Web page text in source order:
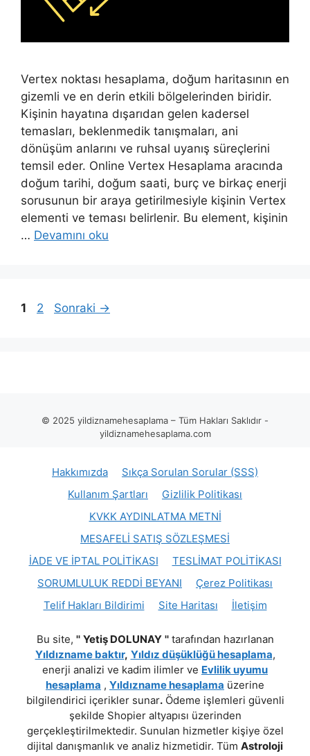
Vertex noktası hesaplama, doğum haritasının en
gizemli ve en derin etkili bölgelerinden biridir.
Kişinin hayatına dışarıdan gelen kadersel
temasları, beklenmedik tanışmaları, ani
dönüşüm anlarını ve ruhsal uyanış süreçlerini
temsil eder. Online Vertex Hesaplama aracında
doğum tarihi, doğum saati, burç ve birkaç enerji
sorusunun bir araya getirilmesiyle kişinin Vertex
elementi ve teması belirlenir. Bu element, kişinin
… Devamını oku
Sayfa
1 Sayfa
2 Sonraki →
© 2025 yildiznamehesaplama – Tüm Hakları Saklıdır -
yildiznamehesaplama.com
Hakkımızda
Sıkça Sorulan Sorular (SSS)
Kullanım Şartları
Gizlilik Politikası
KVKK AYDINLATMA METNİ
MESAFELİ SATIŞ SÖZLEŞMESİ
İADE VE İPTAL POLİTİKASI
TESLİMAT POLİTİKASI
SORUMLULUK REDDİ BEYANI
Çerez Politikası
Telif Hakları Bildirimi
Site Haritası İletişim
Bu site, '' Yetiş DOLUNAY ''tarafından hazırlanan
Yıldızname baktır, Yıldız düşüklüğü hesaplama,
enerji analizi ve kadim ilimler ve Evlilik uyumu
hesaplama , Yıldızname hesaplama üzerine
bilgilendirici içerikler sunar.Ödeme işlemleri güvenli
şekilde Shopier altyapısı üzerinden
gerçekleştirilmektedir. Sunulan hizmetler kişiye özel
dijital danışmanlık ve analiz hizmetidir. Tüm Astroloji